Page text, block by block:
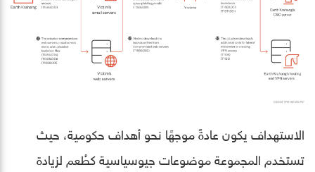
الاستهداف يكون عادةً موجهًا نحو أهداف حكومية، حيث
تستخدم المجموعة موضوعات جيوسياسية كطُعم لزيادة